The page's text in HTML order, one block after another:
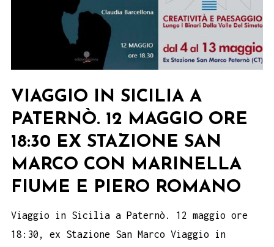
VIAGGIO IN SICILIA A
PATERNÒ. 12 MAGGIO ORE
18:30 EX STAZIONE SAN
MARCO CON MARINELLA
FIUME E PIERO ROMANO
Viaggio in Sicilia a Paternò. 12 maggio ore
18:30, ex Stazione San Marco Viaggio in